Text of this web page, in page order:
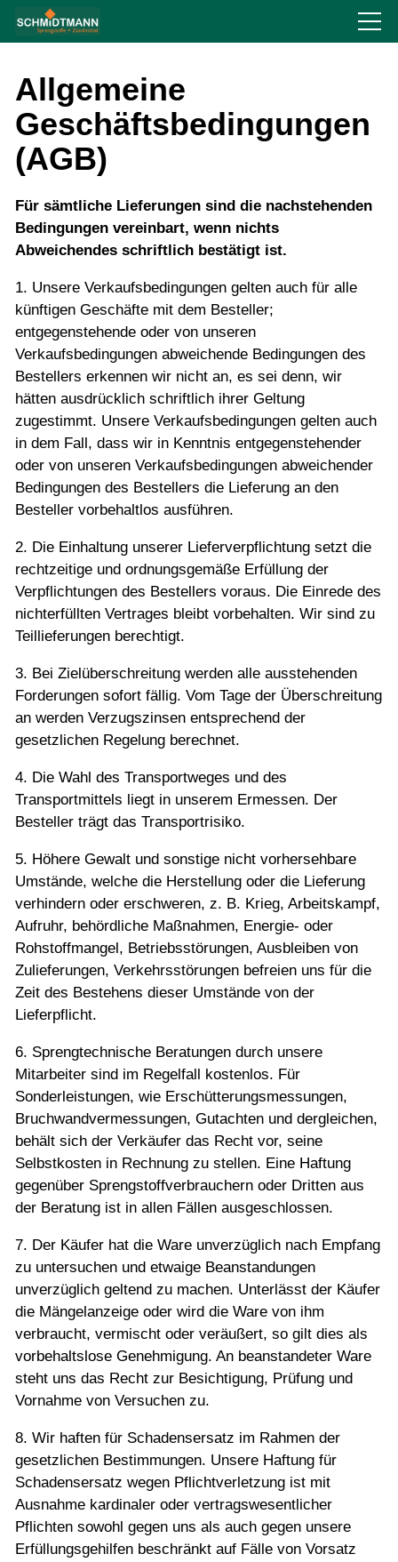
Über uns
Produkte
Service
Recht
Impressum
Urheberrecht
Haftungsausschluss
Datenschutz
Links
Kontakt
Allgemeine
Geschäftsbedingungen
(AGB)
Für sämtliche Lieferungen sind die nachstehenden
Bedingungen vereinbart, wenn nichts
Abweichendes schriftlich bestätigt ist.
1. Unsere Verkaufsbedingungen gelten auch für alle
künftigen Geschäfte mit dem Besteller;
entgegenstehende oder von unseren
Verkaufsbedingungen abweichende Bedingungen des
Bestellers erkennen wir nicht an, es sei denn, wir
hätten ausdrücklich schriftlich ihrer Geltung
zugestimmt. Unsere Verkaufsbedingungen gelten auch
in dem Fall, dass wir in Kenntnis entgegenstehender
oder von unseren Verkaufsbedingungen abweichender
Bedingungen des Bestellers die Lieferung an den
Besteller vorbehaltlos ausführen.
2. Die Einhaltung unserer Lieferverpflichtung setzt die
rechtzeitige und ordnungsgemäße Erfüllung der
Verpflichtungen des Bestellers voraus. Die Einrede des
nichterfüllten Vertrages bleibt vorbehalten. Wir sind zu
Teillieferungen berechtigt.
3. Bei Zielüberschreitung werden alle ausstehenden
Forderungen sofort fällig. Vom Tage der Überschreitung
an werden Verzugszinsen entsprechend der
gesetzlichen Regelung berechnet.
4. Die Wahl des Transportweges und des
Transportmittels liegt in unserem Ermessen. Der
Besteller trägt das Transportrisiko.
5. Höhere Gewalt und sonstige nicht vorhersehbare
Umstände, welche die Herstellung oder die Lieferung
verhindern oder erschweren, z. B. Krieg, Arbeitskampf,
Aufruhr, behördliche Maßnahmen, Energie- oder
Rohstoffmangel, Betriebsstörungen, Ausbleiben von
Zulieferungen, Verkehrsstörungen befreien uns für die
Zeit des Bestehens dieser Umstände von der
Lieferpflicht.
6. Sprengtechnische Beratungen durch unsere
Mitarbeiter sind im Regelfall kostenlos. Für
Sonderleistungen, wie Erschütterungsmessungen,
Bruchwandvermessungen, Gutachten und dergleichen,
behält sich der Verkäufer das Recht vor, seine
Selbstkosten in Rechnung zu stellen. Eine Haftung
gegenüber Sprengstoffverbrauchern oder Dritten aus
der Beratung ist in allen Fällen ausgeschlossen.
7. Der Käufer hat die Ware unverzüglich nach Empfang
zu untersuchen und etwaige Beanstandungen
unverzüglich geltend zu machen. Unterlässt der Käufer
die Mängelanzeige oder wird die Ware von ihm
verbraucht, vermischt oder veräußert, so gilt dies als
vorbehaltslose Genehmigung. An beanstandeter Ware
steht uns das Recht zur Besichtigung, Prüfung und
Vornahme von Versuchen zu.
8. Wir haften für Schadensersatz im Rahmen der
gesetzlichen Bestimmungen. Unsere Haftung für
Schadensersatz wegen Pflichtverletzung ist mit
Ausnahme kardinaler oder vertragswesentlicher
Pflichten sowohl gegen uns als auch gegen unsere
Erfüllungsgehilfen beschränkt auf Fälle von Vorsatz